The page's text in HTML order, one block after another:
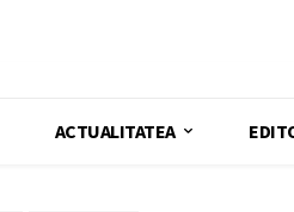
ACTUALITATEA